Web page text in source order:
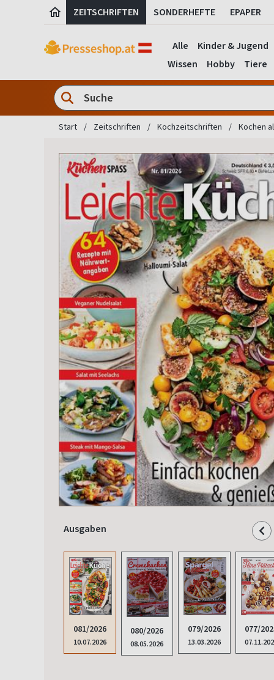
ZEITSCHRIFTEN SONDERHEFTE EPAPER
Alle Kinder & Jugend
Wissen
Hobby Tiere
Start Zeitschriften Kochzeitschriften Kochen
Ausgaben
081/2026
10.07.2026
080/2026
08.05.2026
079/2026
13.03.2026
077/